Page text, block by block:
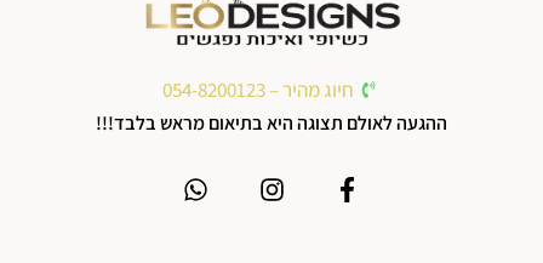
חיוג מהיר – 054-8200123
ההגעה לאולם תצוגה היא בתיאום מראש בלבד!!!